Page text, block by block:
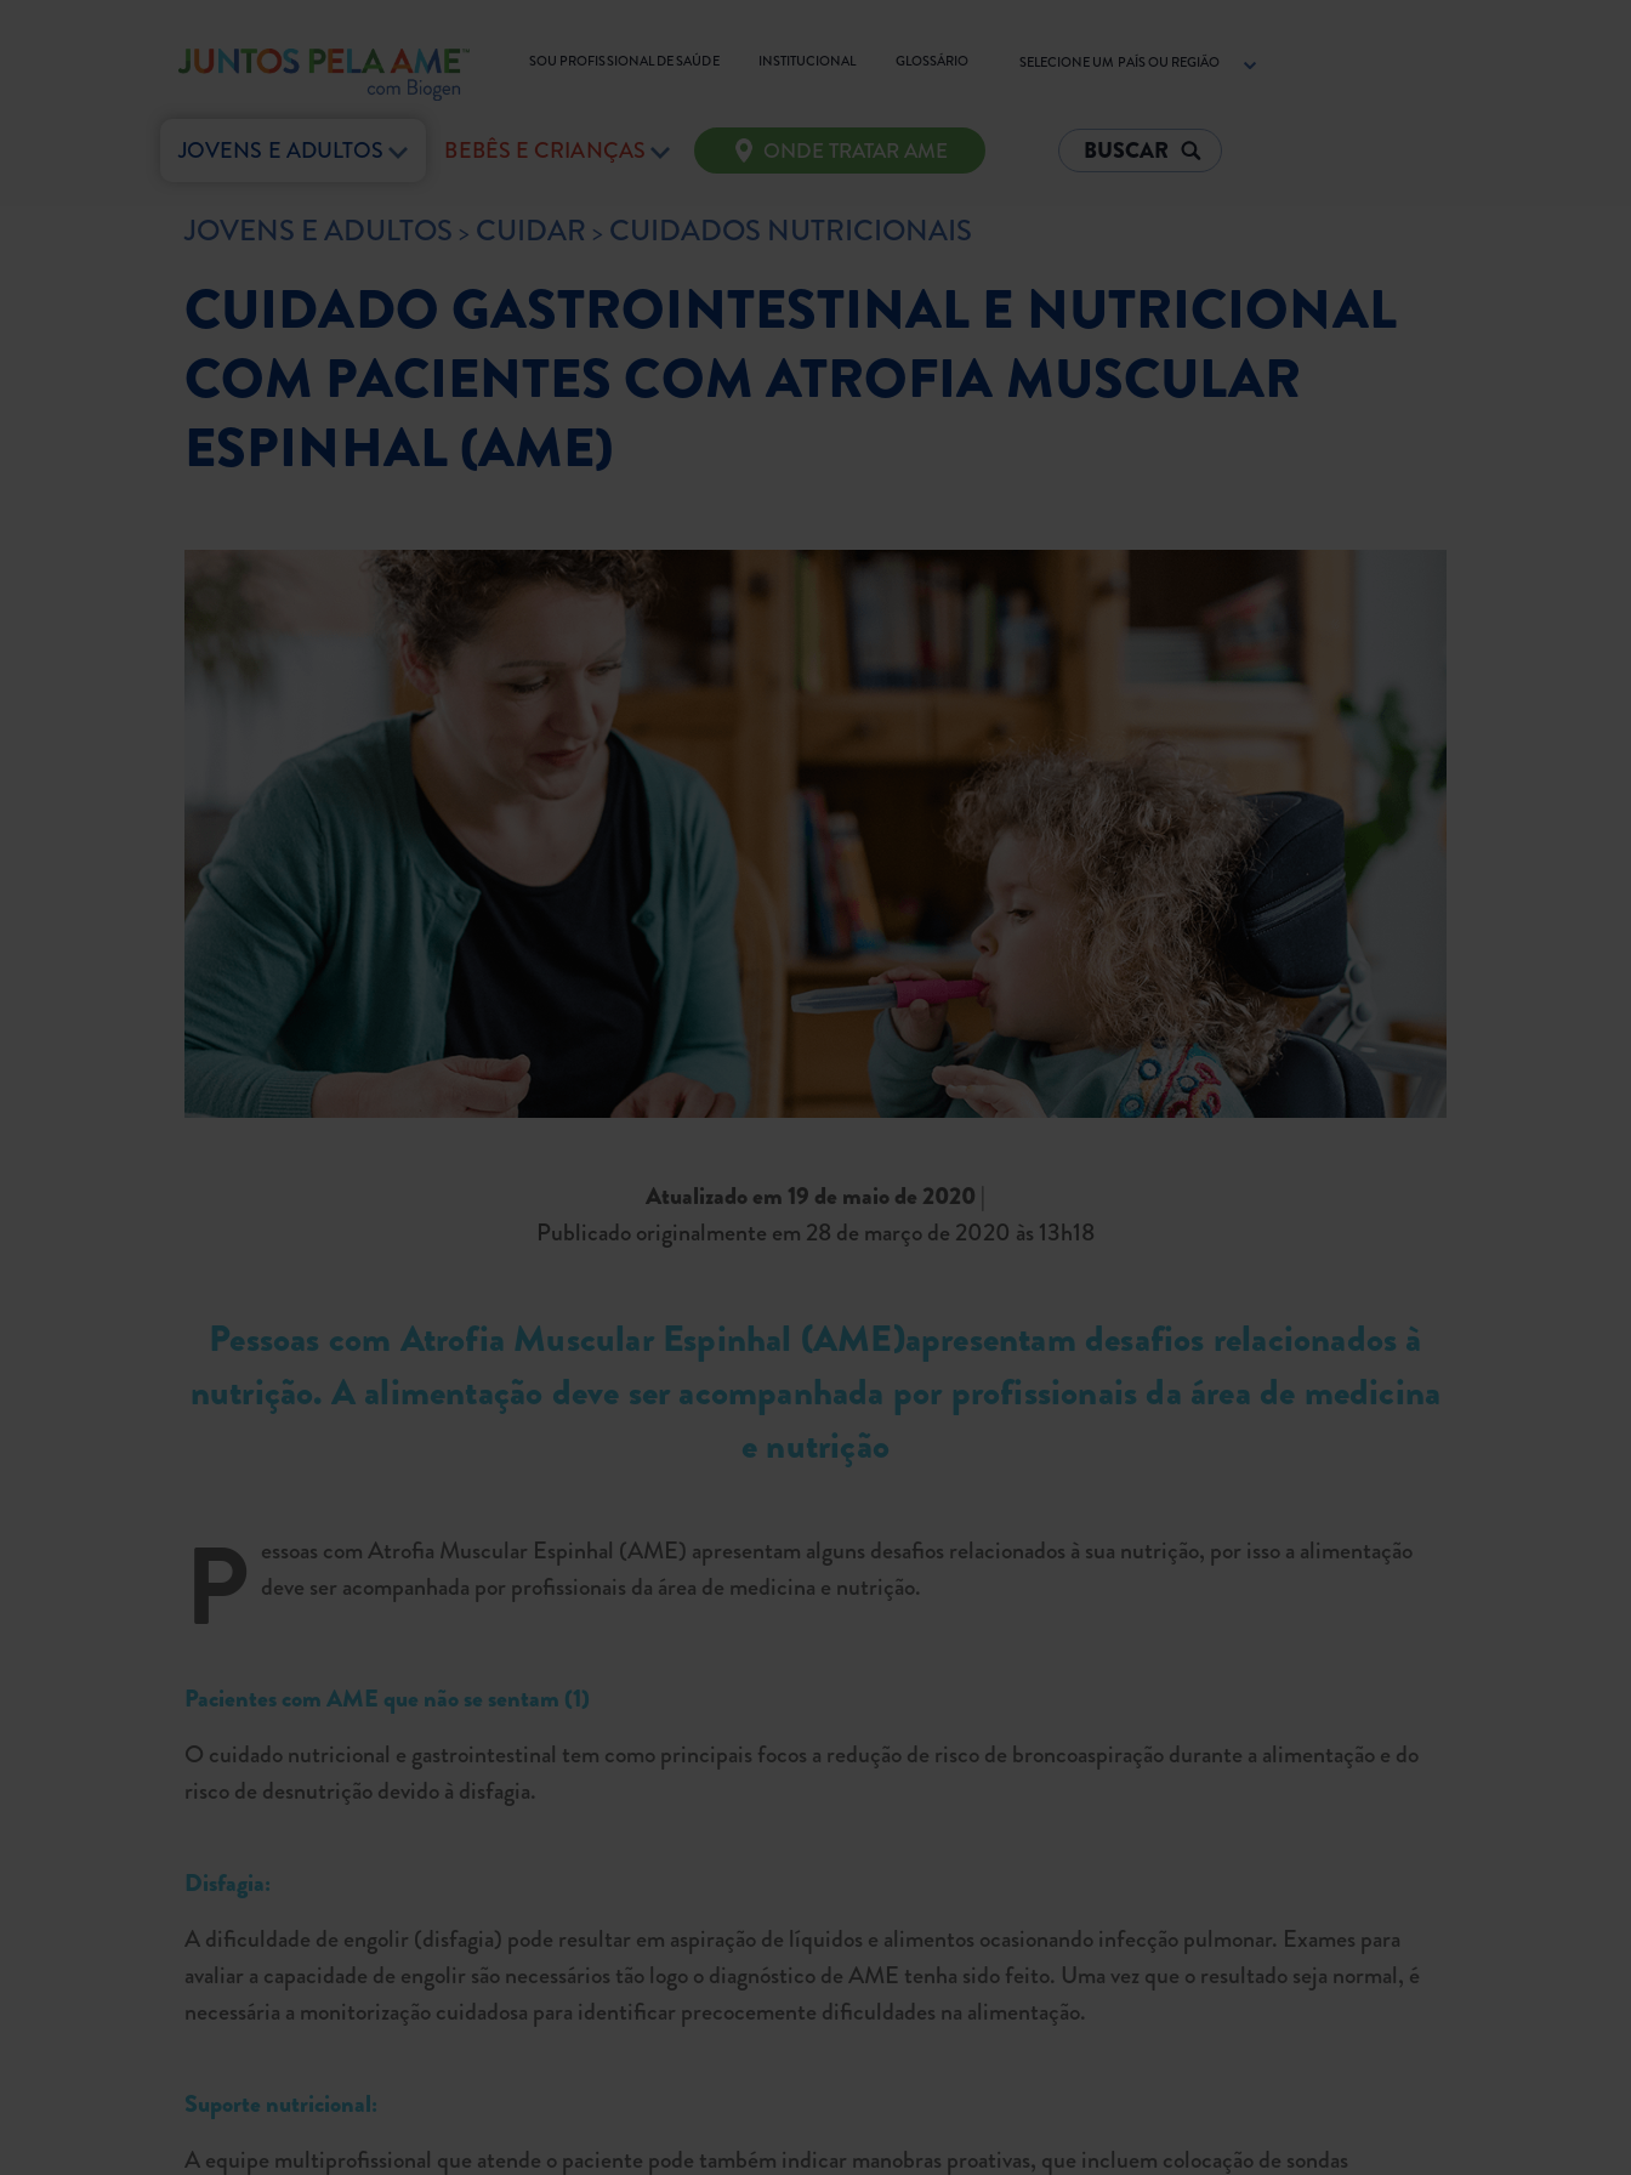
SOU PROFISSIONAL DE SAÚDE INSTITUCIONAL GLOSSÁRIO SELECIONE UM PAÍS OU REGIÃO
JOVENS E ADULTOS BEBÊS E CRIANÇAS ONDE TRATAR AME
JOVENS E ADULTOS CUIDAR CUIDADOS NUTRICIONAIS
CUIDADO GASTROINTESTINAL E NUTRICIONAL
COM PACIENTES COM ATROFIA MUSCULAR
ESPINHAL (AME)
Atualizado em 19 de maio de 2020
Publicado originalmente em 28 de março de 2020 às 13h18
Pessoas com Atrofia Muscular Espinhal (AME)apresentam desafios relacionados à
nutrição. A alimentação deve ser acompanhada por profissionais da área de medicina
e nutrição
P essoas com Atrofia Muscular Espinhal (AME) apresentam alguns desafios relacionados à sua nutrição, por isso a alimentação
deve ser acompanhada por profissionais da área de medicina e nutrição.
Pacientes com AME que não se sentam (1)
O cuidado nutricional e gastrointestinal tem como principais focos a redução de risco de broncoaspiração durante a alimentação e do
risco de desnutrição devido à disfagia.
Disfagia:
A dificuldade de engolir (disfagia) pode resultar em aspiração de líquidos e alimentos ocasionando infecção pulmonar. Exames para
avaliar a capacidade de engolir são necessários tão logo o diagnóstico de AME tenha sido feito. Uma vez que o resultado seja normal, é
necessária a monitorização cuidadosa para identificar precocemente dificuldades na alimentação.
Suporte nutricional:
A equipe multiprofissional que atende o paciente pode também indicar manobras proativas, que incluem colocação de sondas